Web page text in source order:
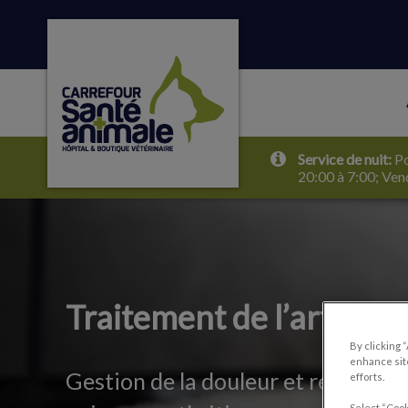
Page d'accueil de Carrefour Santé Animale
Service de nuit:
20:00 à 7:00;
Traitement de l’arthrite
Gestion de la douleur et
By clicking
enhance
efforts.